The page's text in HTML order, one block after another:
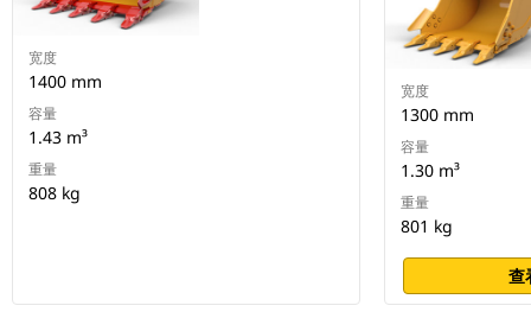
宽度
1400 mm
容量
1.43 m³
重量
808 kg
宽度
1300 mm
容量
1.30 m³
重量
801 kg
查